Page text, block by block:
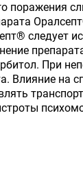
поражения
следует
При
Влияние на